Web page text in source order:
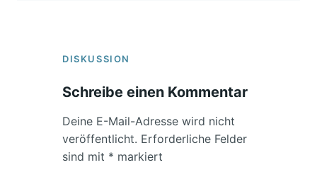
DISKUSSION
Schreibe einen Kommentar
Deine E-Mail-Adresse wird nicht
veröffentlicht. Erforderliche Felder
sind mit * markiert